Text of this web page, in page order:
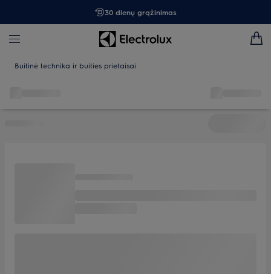
30 dienų grąžinimas
Buitinė technika ir buities prietaisai